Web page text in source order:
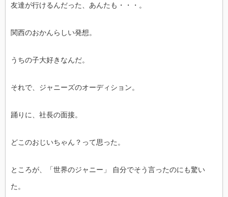
友達が行けるんだった、あんたも・・・。
関西のおかんらしい発想。
うちの子大好きなんだ。
それで、ジャニーズのオーディション。
踊りに、社長の面接。
どこのおじいちゃん？って思った。
ところが、「世界のジャニー」 自分でそう言ったのにも驚い
た。